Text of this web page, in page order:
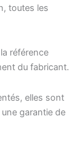
toutes les
référence
du fabricant.
elles sont
garantie de